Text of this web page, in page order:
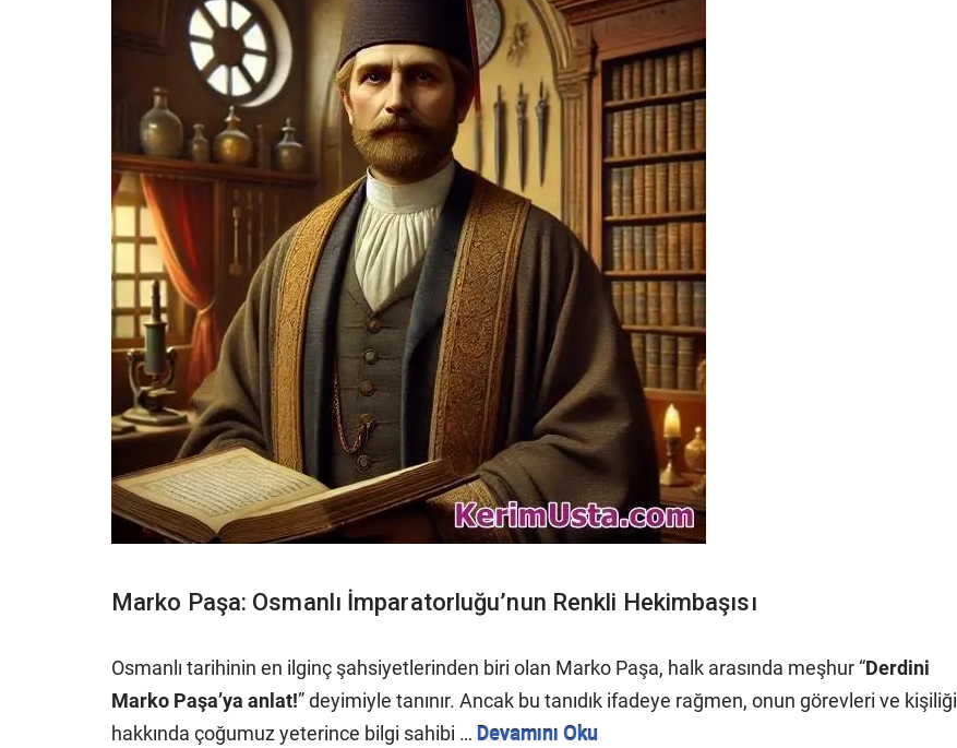
Marko Paşa: Osmanlı İmparatorluğu’nun Renkli Hekimbaşısı
Osmanlı tarihinin en ilginç şahsiyetlerinden biri olan Marko Paşa, halk arasında meşhur “Derdini
Marko Paşa’ya anlat!” deyimiyle tanınır. Ancak bu tanıdık ifadeye rağmen, onun görevleri ve kişiliği
hakkında çoğumuz yeterince bilgi sahibi … Devamını Oku